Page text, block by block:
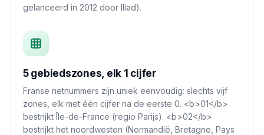
gelanceerd in 2012 door Iliad).
5 gebiedszones, elk 1 cijfer
Franse netnummers zijn uniek eenvoudig: slechts vijf
zones, elk met één cijfer na de eerste 0. <b>01</b>
bestrijkt Île-de-France (regio Parijs). <b>02</b>
bestrijkt het noordwesten (Normandië, Bretagne, Pays